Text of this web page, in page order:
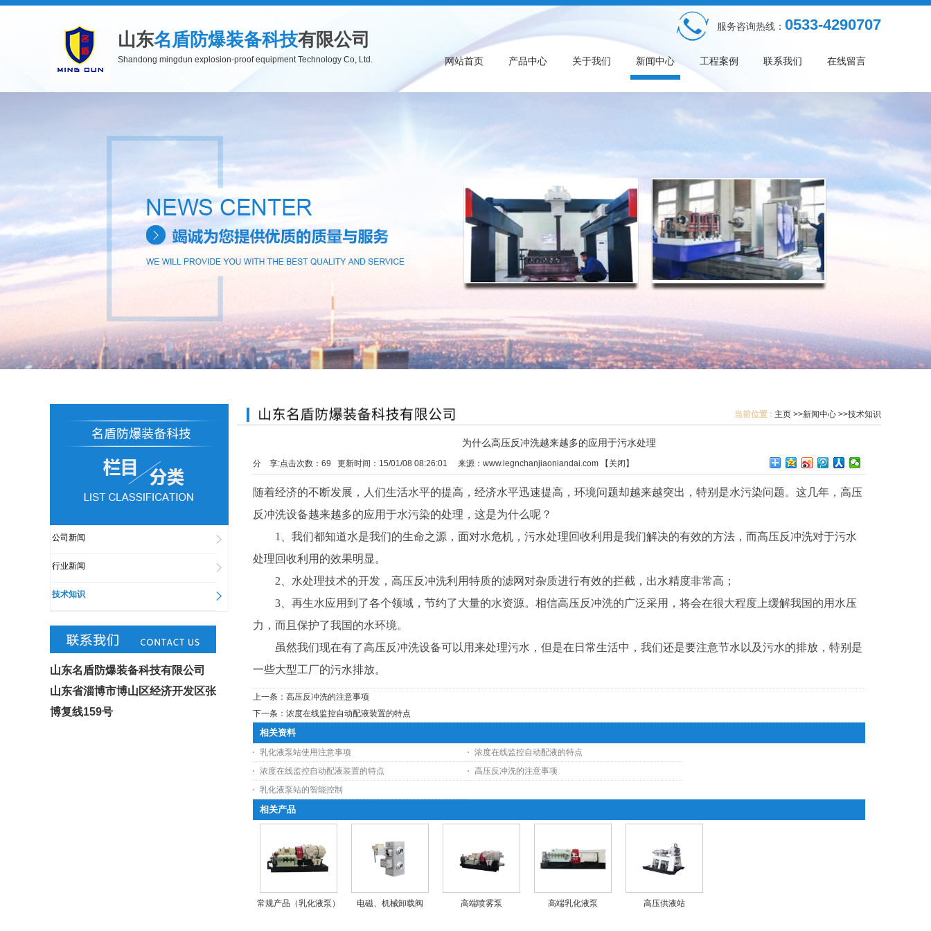
山东名盾防爆装备科技有限公司
Shandong mingdun explosion-proof equipment Technology Co, Ltd.
服务咨询热线： 0533-4290707
网站首页 产品中心 关于我们 新闻中心 工程案例 联系我们 在线留言
当前位置 : 主页 >>新闻中心 >>技术知识
为什么高压反冲洗越来越多的应用于污水处理
点击次数：69 更新时间：15/01/08 08:26:01 来源：www.legnchanjiaoniandai.com 【 关闭 】
分 享:
随着经济的不断发展，人们生活水平的提高，经济水平迅速提高，环境问题却越来越突出，特别是水污染问题。这几年，高压
反冲洗设备越来越多的应用于水污染的处理，这是为什么呢？
1、我们都知道水是我们的生命之源，面对水危机，污水处理回收利用是我们解决的有效的方法，而高压反冲洗对于污水
处理回收利用的效果明显。
2、水处理技术的开发，高压反冲洗利用特质的滤网对杂质进行有效的拦截，出水精度非常高；
3、再生水应用到了各个领域，节约了大量的水资源。相信高压反冲洗的广泛采用，将会在很大程度上缓解我国的用水压
力，而且保护了我国的水环境。
虽然我们现在有了高压反冲洗设备可以用来处理污水，但是在日常生活中，我们还是要注意节水以及污水的排放，特别是
一些大型工厂的污水排放。
上一条：高压反冲洗的注意事项
下一条：浓度在线监控自动配液装置的特点
相关资料
乳化液泵站使用注意事项
浓度在线监控自动配液的特点
浓度在线监控自动配液装置的特点
高压反冲洗的注意事项
乳化液泵站的智能控制
相关产品
常规产品（乳化液泵） 电磁、机械卸载阀 高端喷雾泵 高端乳化液泵 高压供液站
公司新闻
行业新闻
技术知识
山东名盾防爆装备科技有限公司
山东省淄博市博山区经济开发区张
博复线159号